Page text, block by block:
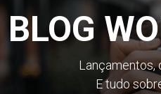
BLOG
Lançamentos,
E tudo